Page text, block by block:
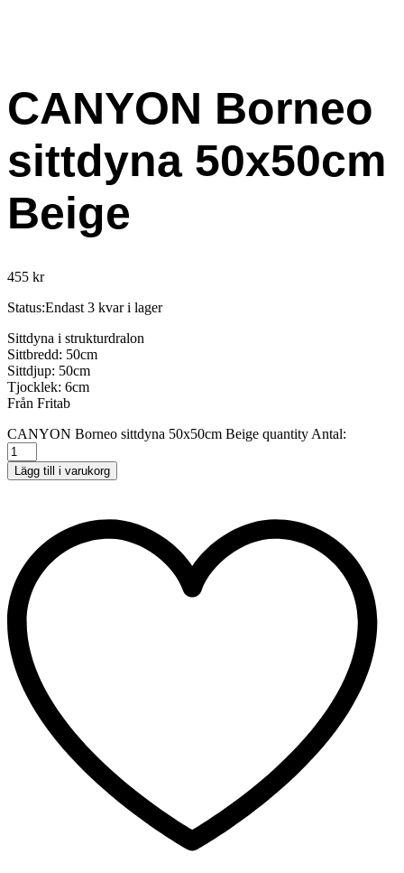
CANYON Borneo
sittdyna 50x50cm
Beige
455 kr
Status:Endast 3 kvar i lager
Sittdyna i strukturdralon
Sittbredd: 50cm
Sittdjup: 50cm
Tjocklek: 6cm
Från Fritab
CANYON Borneo sittdyna 50x50cm Beige quantity Antal:
Lägg till i varukorg